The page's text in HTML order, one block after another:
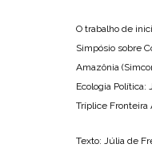
O trabalho de
Simpósio sobre
Amazônia
Ecologia
Tríplice Fronteira
Texto: Júlia de